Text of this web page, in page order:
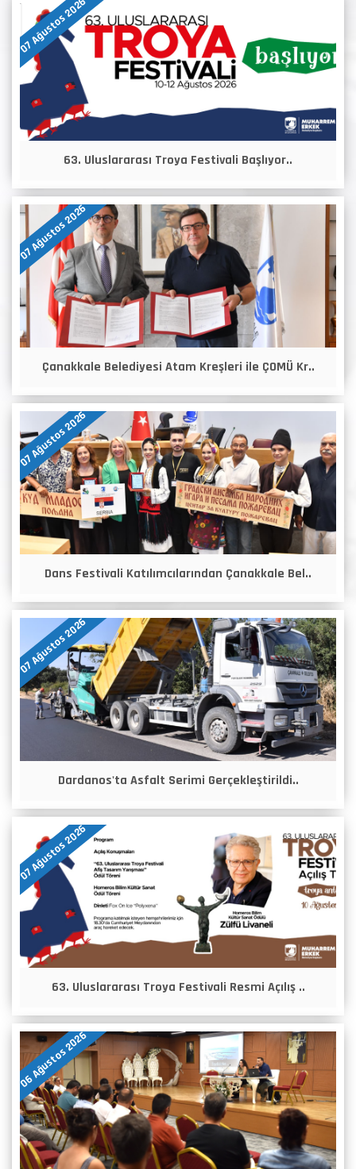
07 Ağustos 2026
63. Uluslararası Troya Festivali Başlıyor..
07 Ağustos 2026
Çanakkale Belediyesi Atam Kreşleri ile ÇOMÜ Kr..
07 Ağustos 2026
Dans Festivali Katılımcılarından Çanakkale Bel..
07 Ağustos 2026
Dardanos'ta Asfalt Serimi Gerçekleştirildi..
07 Ağustos 2026
63. Uluslararası Troya Festivali Resmi Açılış ..
06 Ağustos 2026